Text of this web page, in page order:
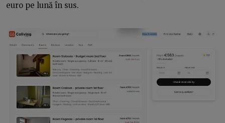
euro pe lună în sus.